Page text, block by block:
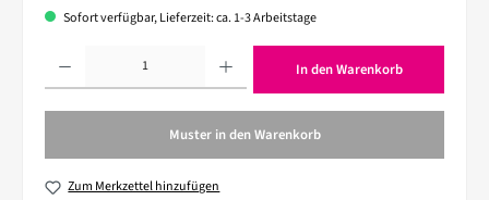
Sofort verfügbar, Lieferzeit: ca. 1-3 Arbeitstage
In den Warenkorb
Muster in den Warenkorb
Zum Merkzettel hinzufügen